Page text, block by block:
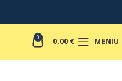
0 0.00 € MENIU